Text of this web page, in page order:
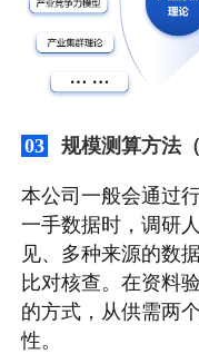
03 规模测算方法
本公司一般会通过
一手数据时，调研
见、多种来源的数
比对核查。在资料
的方式，从供需两
性。